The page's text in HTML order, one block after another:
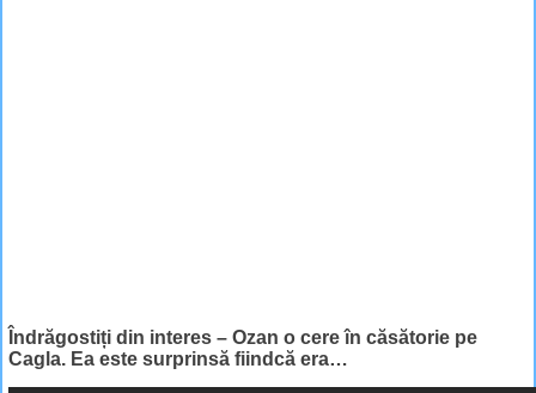
Îndrăgostiți din interes – Ozan o cere în căsătorie pe
Cagla. Ea este surprinsă fiindcă era…